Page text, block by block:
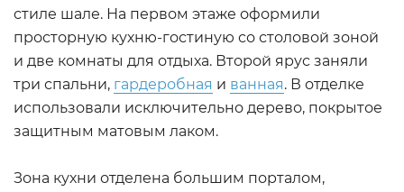
стиле шале. На первом этаже оформили
просторную кухню-гостиную со столовой зоной
и две комнаты для отдыха. Второй ярус заняли
три спальни, гардеробная и ванная. В отделке
использовали исключительно дерево, покрытое
защитным матовым лаком.
Зона кухни отделена большим порталом,